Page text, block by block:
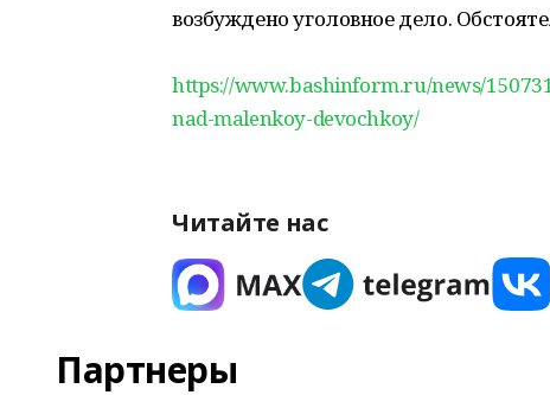
возбуждено уголовное дело.
https://www.bashinform.ru/news/
nad-malenkoy-devochkoy/
Читайте нас
Партнеры